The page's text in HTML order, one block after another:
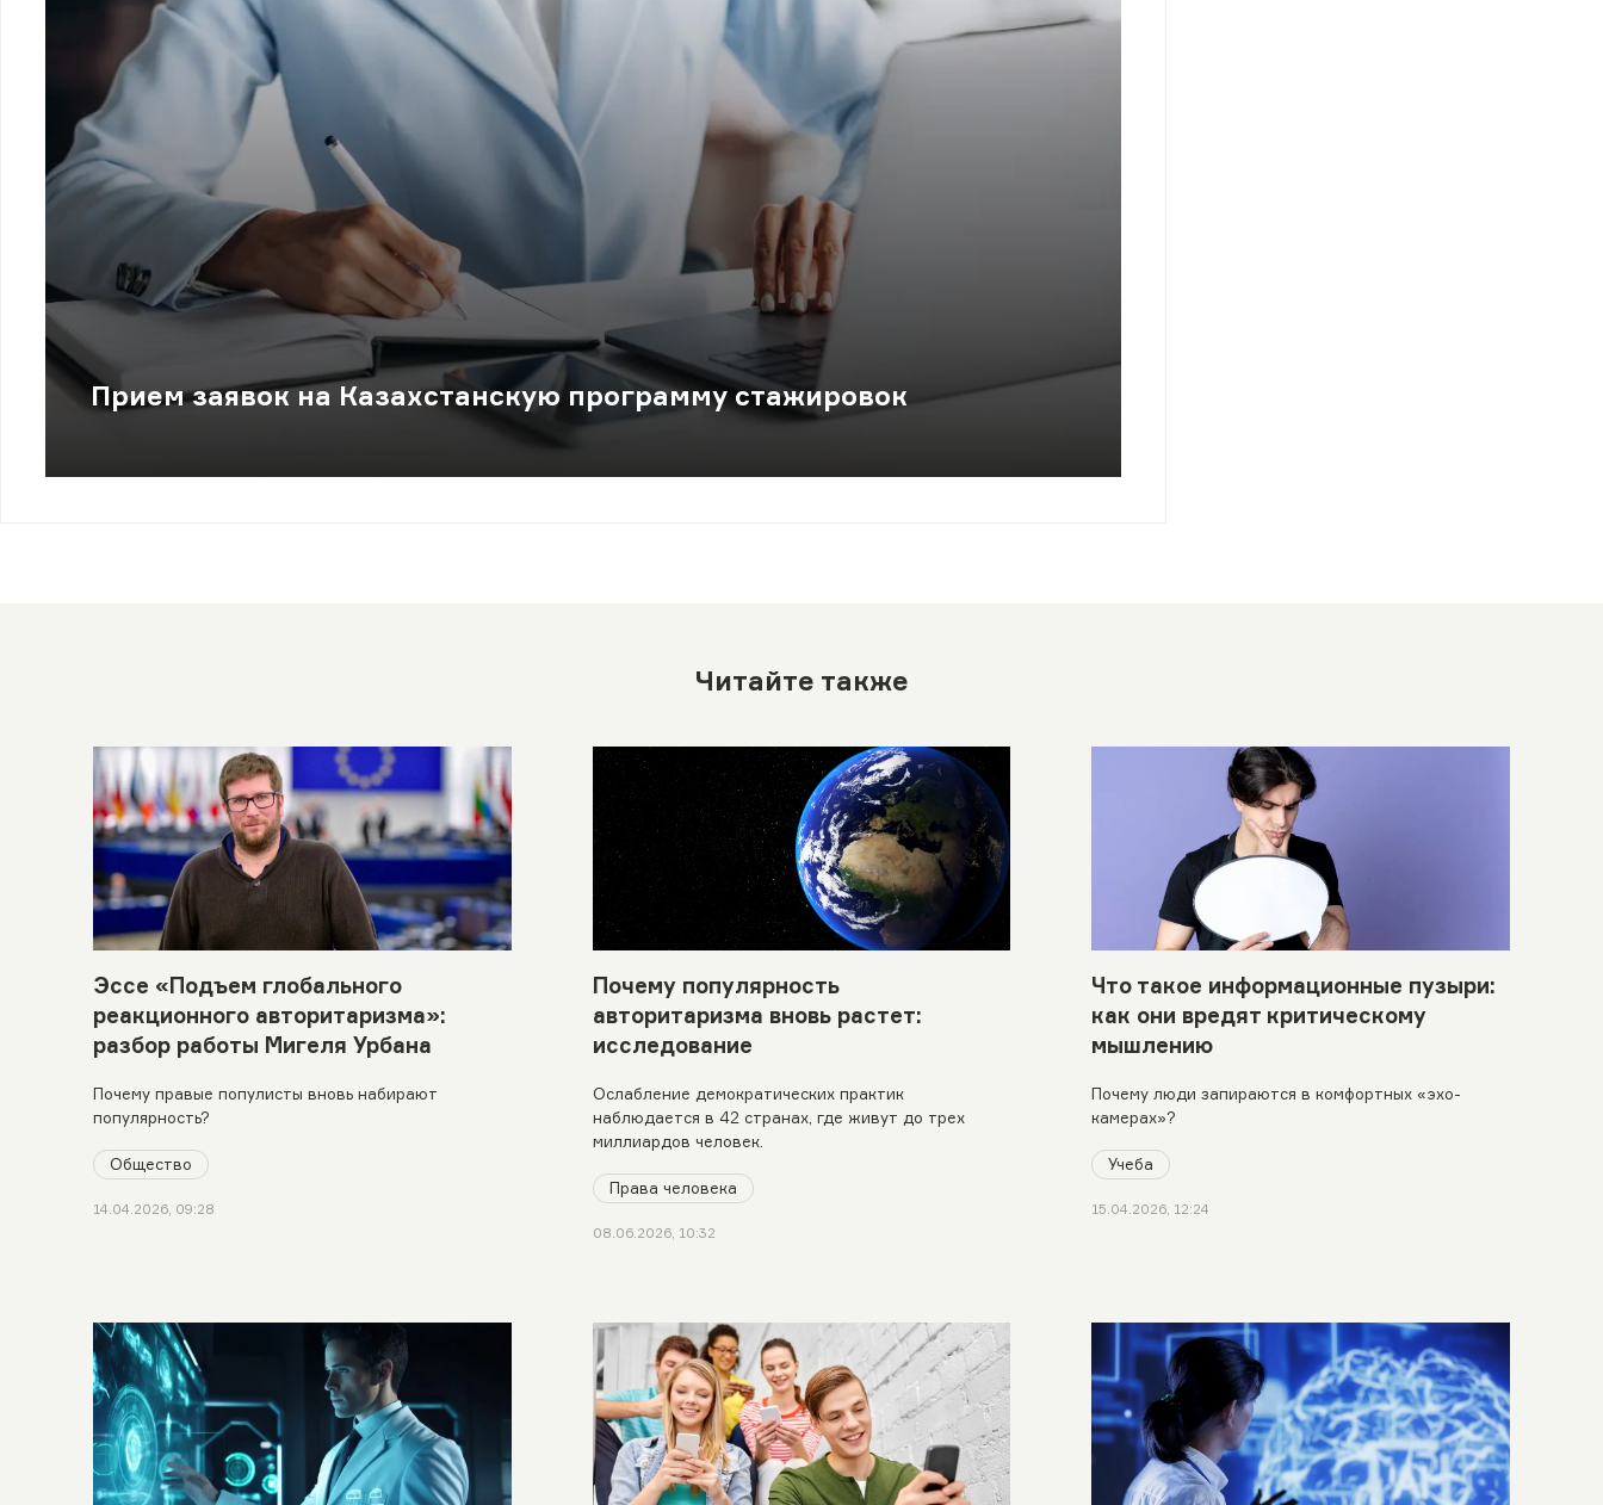
Прием заявок на Казахстанскую программу стажировок
Читайте также
Эссе «Подъем глобального
реакционного авторитаризма»:
разбор работы Мигеля Урбана
Почему правые популисты вновь набирают
популярность?
Общество
14.04.2026, 09:28
Почему популярность
авторитаризма вновь растет:
исследование
Ослабление демократических практик
наблюдается в 42 странах, где живут до трех
миллиардов человек.
Права человека
08.06.2026, 10:32
Что такое информационные пузыри:
как они вредят критическому
мышлению
Почему люди запираются в комфортных «эхо-
камерах»?
Учеба
15.04.2026, 12:24